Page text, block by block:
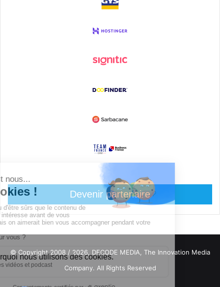
Devenir partenaire
© Copyright 2008 / 2026, DECODE MEDIA, The Innovation Media
Company. All Rights Reserved